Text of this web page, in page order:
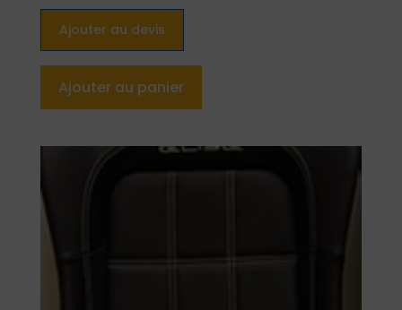
Ajouter au devis
Ajouter au panier